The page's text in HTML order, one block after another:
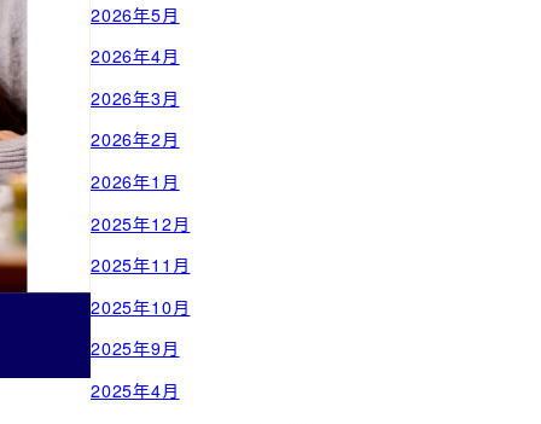
2026年5月
2026年4月
2026年3月
2026年2月
2026年1月
2025年12月
2025年11月
2025年10月
2025年9月
2025年4月